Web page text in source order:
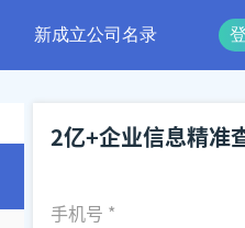
新成立公司名录
2亿+企业信息精准
手机号 *